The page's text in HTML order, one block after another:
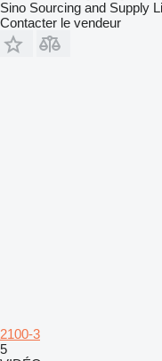
Sino Sourcing and Supply
Contacter le vendeur
2100-3
5